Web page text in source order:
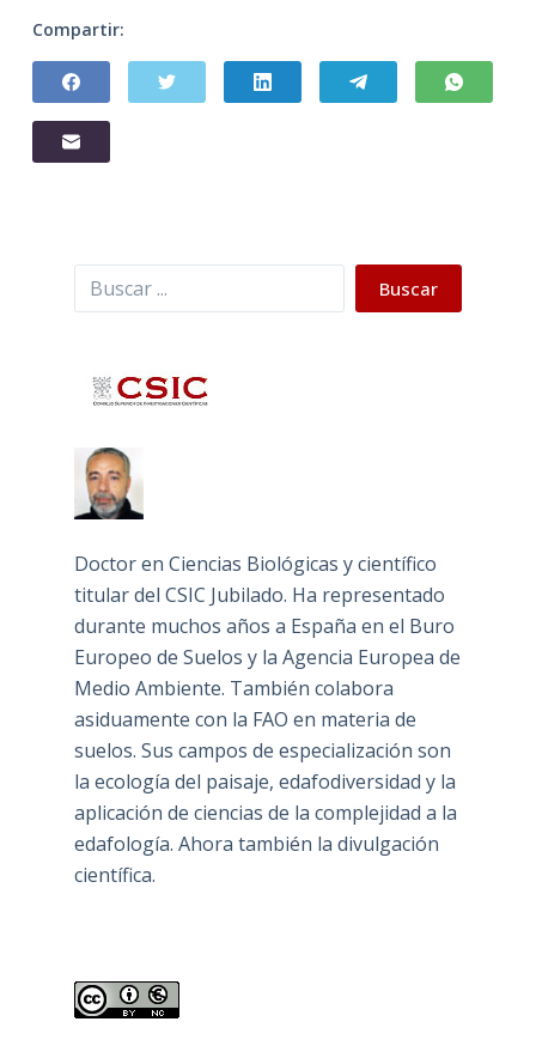
Compartir:
Buscar Buscar
Doctor en Ciencias Biológicas y científico
titular del CSIC Jubilado. Ha representado
durante muchos años a España en el Buro
Europeo de Suelos y la Agencia Europea de
Medio Ambiente. También colabora
asiduamente con la FAO en materia de
suelos. Sus campos de especialización son
la ecología del paisaje, edafodiversidad y la
aplicación de ciencias de la complejidad a la
edafología. Ahora también la divulgación
científica.